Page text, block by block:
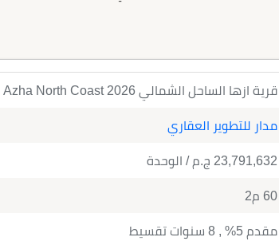
قرية ازها الساحل الشمالي 2026 Azha North Coast | مدار للتطوير العقاري
مدار للتطوير العقاري
23,791,632 ج.م / الوحدة
60 م2
مقدم 5% , 8 سنوات تقسيط